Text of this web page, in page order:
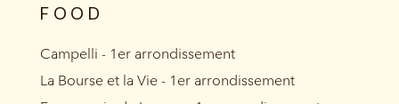
FOOD
Campelli - 1er arrondissement
La Bourse et la Vie - 1er arrondissement